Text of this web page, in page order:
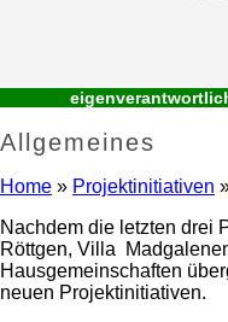
Allgemeines
Home » Projektinitiativen
Nachdem die letzten drei
Röttgen, Villa
Hausgemeinschaften
neuen Projektinitiativen.